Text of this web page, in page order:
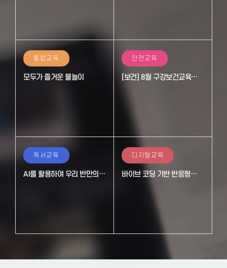
통합교육
모두가 즐거운 물놀이
안전교육
[보건] 8월 구강보건교육
독서교육
AI를 활용하여 우리 반만의
디지털교육
바이브 코딩 기반 반응형